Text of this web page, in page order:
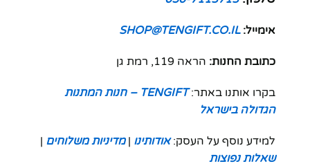
אימייל: SHOP@TENGIFT.CO.IL
כתובת החנות: הראה 119, רמת גן
בקרו אותנו באתר:
TENGIFT – חנות המתנות
הגדולה בישראל
למידע נוסף על העסק:אודותינו |מדיניות משלוחים |
שאלות נפוצות